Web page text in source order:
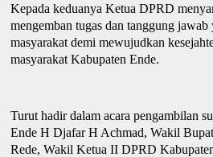
Kepada keduanya Ketua DPRD
mengemban tugas dan tanggung
masyarakat demi mewujudkan
masyarakat Kabupaten Ende.
Turut hadir dalam acara pengambilan
Ende H Djafar H Achmad, Wakil
Rede, Wakil Ketua II DPRD